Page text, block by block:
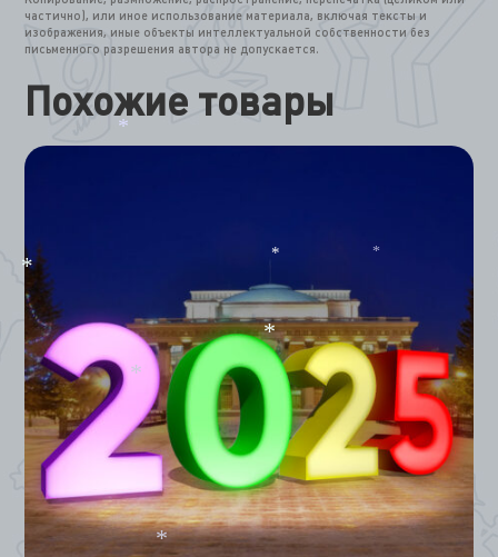
частично), или иное использование материала, включая тексты и
изображения, иные объекты интеллектуальной собственности без
письменного разрешения автора не допускается.
Похожие товары
*
*